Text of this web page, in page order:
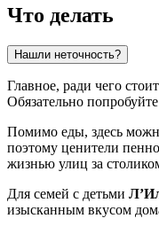
Что делать
Нашли неточность?
Главное, ради чего
Обязательно
Помимо еды, здесь
поэтому ценители
жизнью улиц за
Для семей с детьми
изысканным вкусом